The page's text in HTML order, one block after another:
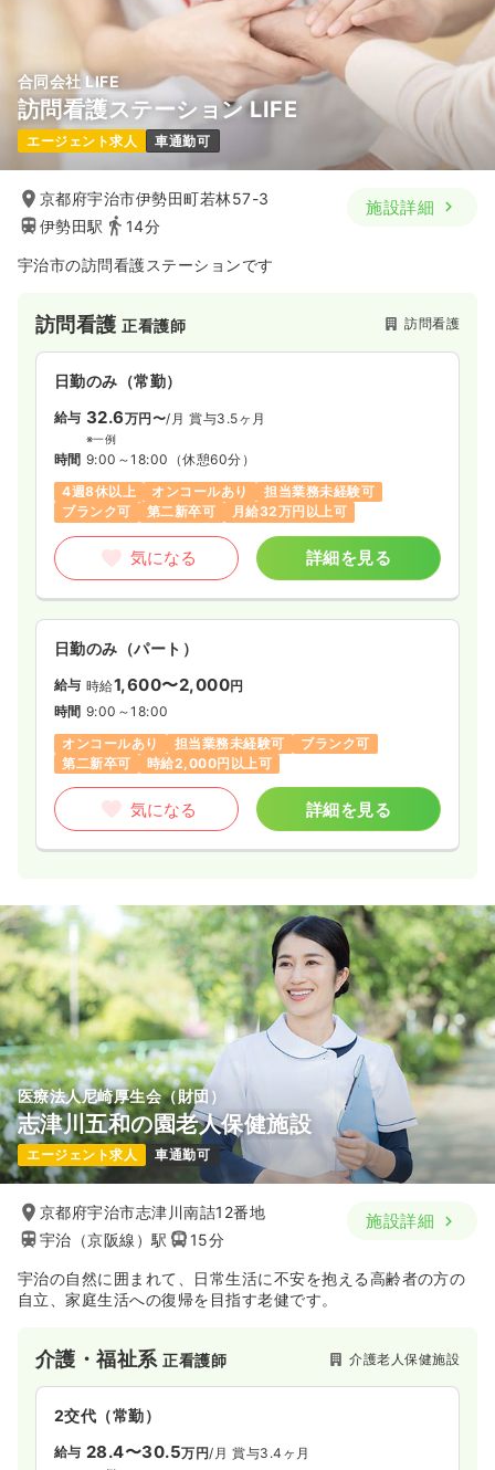
合同会社 LIFE
訪問看護ステーション LIFE
エージェント求人 車通勤可
京都府宇治市伊勢田町若林57-3
伊勢田駅
14分
施設詳細
宇治市の訪問看護ステーションです
訪問看護正看護師 訪問看護
日勤のみ（常勤）
給与 32.6万円〜/月 賞与3.5ヶ月
※一例
時間 9:00～18:00 （休憩60分）
4週8休以上
オンコールあり
担当業務未経験可
ブランク可
第二新卒可 月給32万円以上可
気になる 詳細を見る
日勤のみ（パート）
給与 時給1,600〜2,000円
時間 9:00～18:00
オンコールあり
担当業務未経験可
ブランク可
第二新卒可
時給2,000円以上可
気になる 詳細を見る
医療法人尼崎厚生会（財団）
志津川五和の園老人保健施設
エージェント求人 車通勤可
京都府宇治市志津川南詰12番地
宇治（京阪線）駅
15分
施設詳細
宇治の自然に囲まれて、日常生活に不安を抱える高齢者の方の
自立、家庭生活への復帰を目指す老健です。
介護・福祉系正看護師 介護老人保健施設
2交代（常勤）
給与 28.4〜30.5万円/月 賞与3.4ヶ月